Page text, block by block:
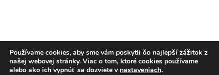
Používame cookies, aby sme vám poskytli čo najlepší zážitok z
našej webovej stránky. Viac o tom, ktoré cookies používame
alebo ako ich vypnúť sa dozviete v nastaveniach.